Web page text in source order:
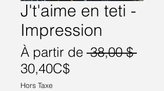
J't'aime en teti -
Impression
À partir de 38,00 $ Prix
30,40C$Prix
Hors Taxe